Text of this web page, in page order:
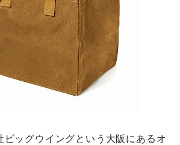
ッグウイングという大阪にあるオ